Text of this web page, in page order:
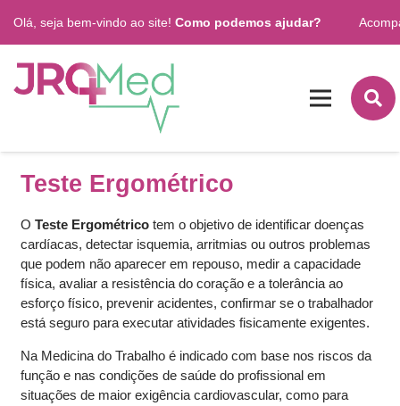
Olá, seja bem-vindo ao site! Como podemos ajudar?
Teste Ergométrico
O Teste Ergométricotem o objetivo de identificar doenças
cardíacas, detectar isquemia, arritmias ou outros problemas
que podem não aparecer em repouso, medir a capacidade
física, avaliar a resistência do coração e a tolerância ao
esforço físico, prevenir acidentes, confirmar se o trabalhador
está seguro para executar atividades fisicamente exigentes.
Na Medicina do Trabalho é indicado com base nos riscos da
função e nas condições de saúde do profissional em
situações de maior exigência cardiovascular, como para